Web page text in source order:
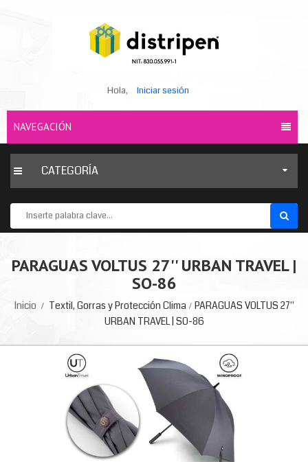
Hola, Iniciar sesión
NAVEGACIÓN
CATEGORÍA
PARAGUAS VOLTUS 27'' URBAN TRAVEL |
SO-86
Inicio Textil, Gorras y Protección Clima
PARAGUAS VOLTUS 27''
URBAN TRAVEL | SO-86